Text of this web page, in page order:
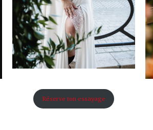
Réserve ton essayage